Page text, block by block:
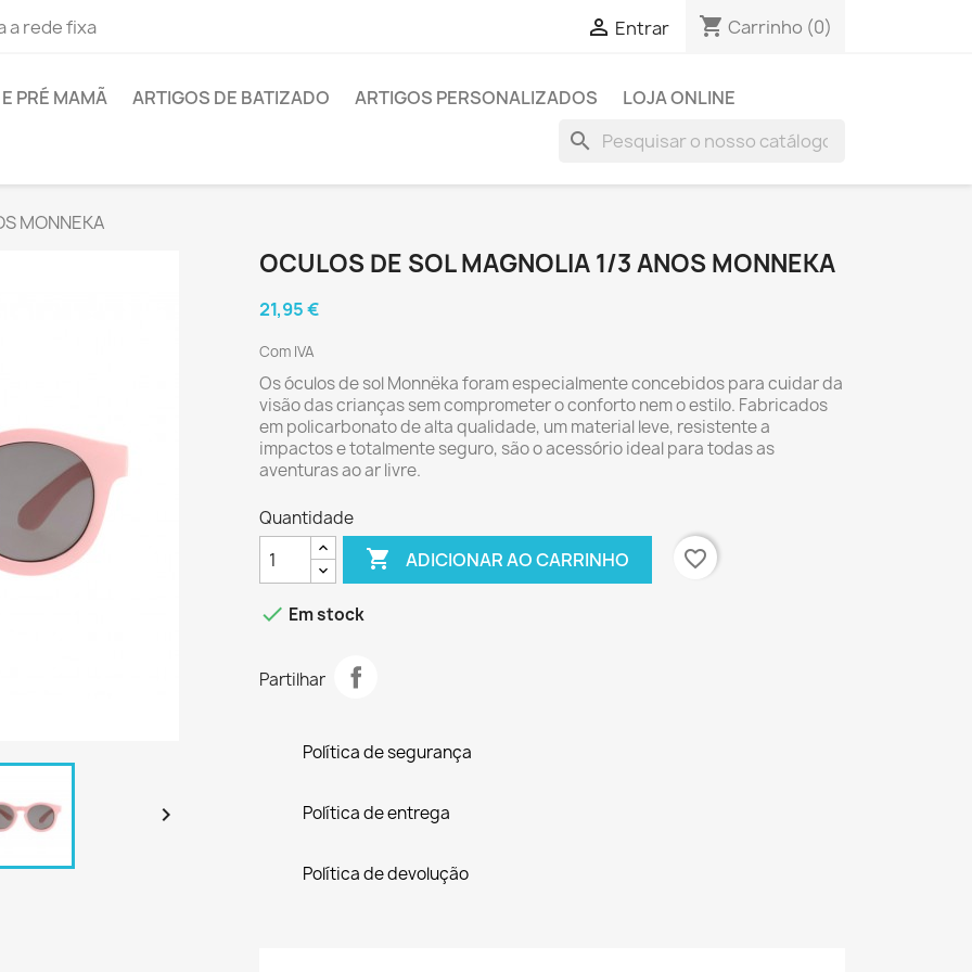
a rede fixa  Entrar shopping_cart Carrinho (0)
PRÉ MAMÃ ARTIGOS DE BATIZADO ARTIGOS PERSONALIZADOS LOJA ONLINE
search
MONNEKA

OCULOS DE SOL MAGNOLIA 1/3 ANOS MONNEKA
21,95 €
Com IVA
Os óculos de sol Monnëka foram especialmente concebidos para cuidar da
visão das crianças sem comprometer o conforto nem o estilo. Fabricados
em policarbonato de alta qualidade, um material leve, resistente a
impactos e totalmente seguro, são o acessório ideal para todas as
aventuras ao ar livre.
Quantidade
 ADICIONAR AO CARRINHO favorite_border
 Em stock
Partilhar
Política de segurança
Política de entrega
Política de devolução